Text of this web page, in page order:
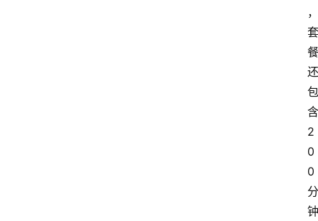
，
套
餐
还
包
含
2
0
0
分
钟